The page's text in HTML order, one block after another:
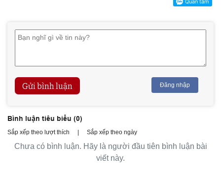
Gửi bình luận Đăng nhập
Bình luận tiêu biểu (0)
Sắp xếp theo lượt thích Sắp xếp theo ngày
Chưa có bình luận. Hãy là người đầu tiên bình luận bài
viết này.